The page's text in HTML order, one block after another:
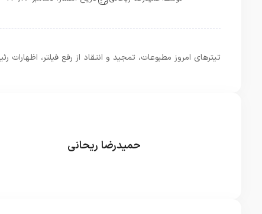
تیترهای امروز مطبوعات، تمجید و انتقاد از رفع فیلتر،
حمیدرضا ریحانی